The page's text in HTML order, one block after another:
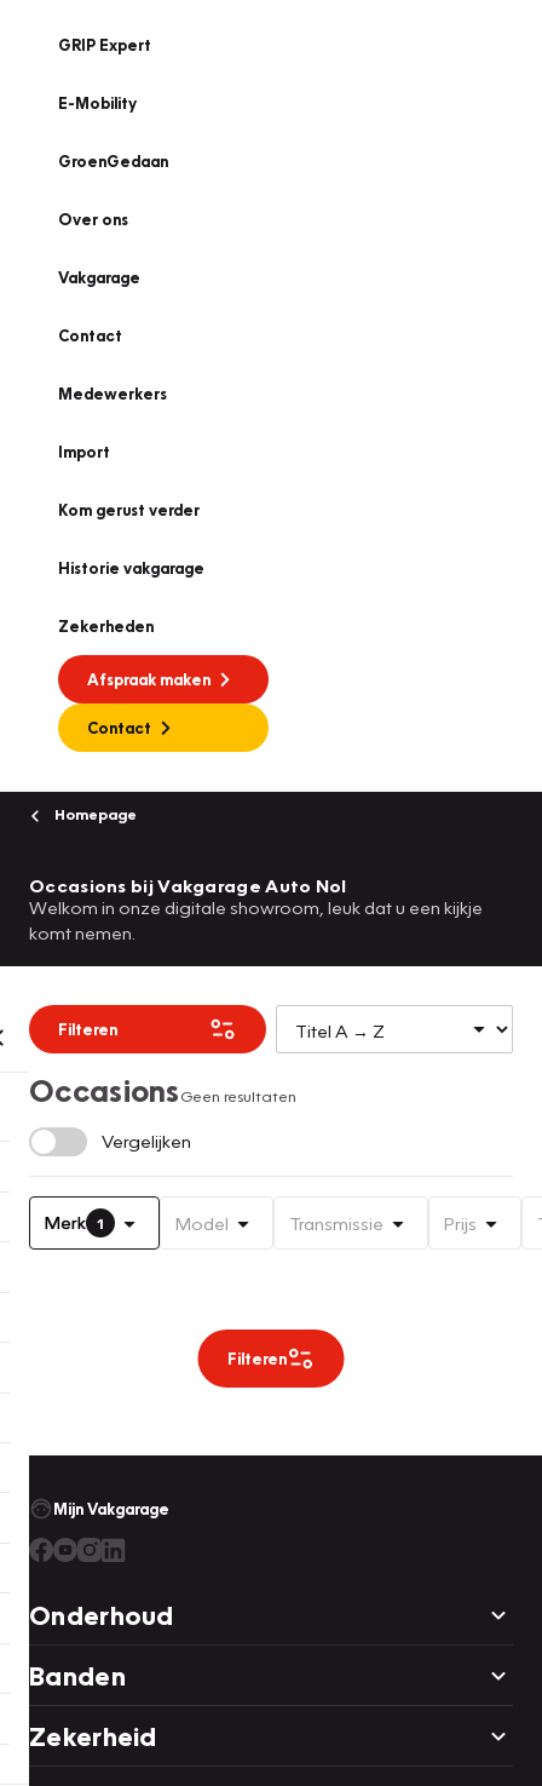
GRIP Expert
E-Mobility
GroenGedaan
Over ons
Vakgarage
Contact
Medewerkers
Import
Kom gerust verder
Historie vakgarage
Zekerheden
Afspraak maken
Contact
Homepage
Occasions bij Vakgarage Auto Nol
Welkom in onze digitale showroom, leuk dat u een kijkje
komt nemen.
Filteren
OccasionsGeen resultaten
Vergelijken
Merk 1 Model Transmissie Prijs
Filteren
Mijn Vakgarage
Onderhoud
Banden
Zekerheid